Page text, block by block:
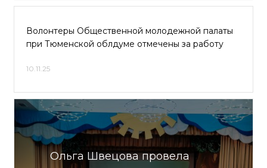
Волонтеры Общественной молодежной палаты
при Тюменской облдуме отмечены за работу
10.11.25
Ольга Швецова провела